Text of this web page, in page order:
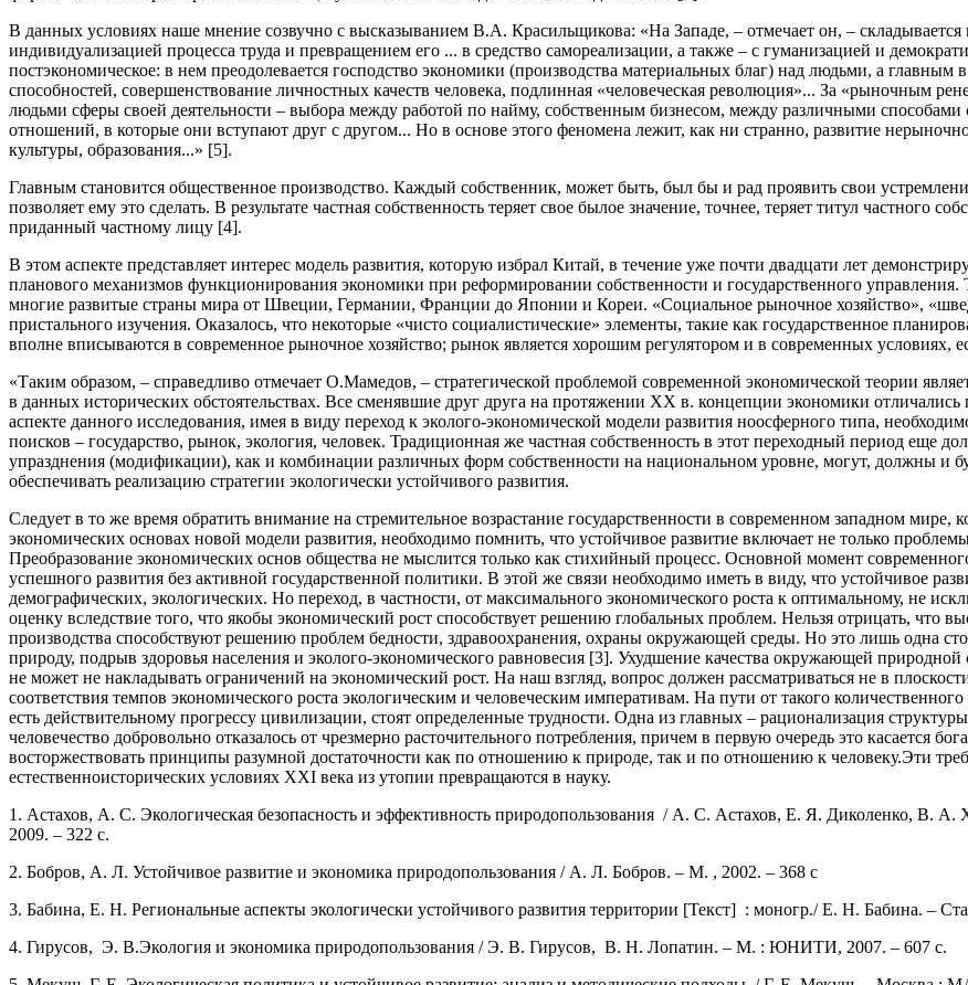
В данных условиях наше мнение созвучно с высказыванием В.А. Красильщикова: «На Западе, – отмечает он, – складывается
индивидуализацией процесса труда и превращением его ... в средство самореализации, а также – с гуманизацией и
постэкономическое: в нем преодолевается господство экономики (производства материальных благ) над людьми, а главным
способностей, совершенствование личностных качеств человека, подлинная «человеческая революция»... За «рыночным
людьми сферы своей деятельности – выбора между работой по найму, собственным бизнесом, между различными
отношений, в которые они вступают друг с другом... Но в основе этого феномена лежит, как ни странно, развитие
культуры, образования...» [5].
Главным становится общественное производство. Каждый собственник, может быть, был бы и рад проявить свои
позволяет ему это сделать. В результате частная собственность теряет свое былое значение, точнее, теряет титул частного
приданный частному лицу [4].
В этом аспекте представляет интерес модель развития, которую избрал Китай, в течение уже почти двадцати лет
планового механизмов функционирования экономики при реформировании собственности и государственного
многие развитые страны мира от Швеции, Германии, Франции до Японии и Кореи. «Социальное рыночное хозяйство»,
пристального изучения. Оказалось, что некоторые «чисто социалистические» элементы, такие как государственное
вполне вписываются в современное рыночное хозяйство; рынок является хорошим регулятором и в современных условиях,
«Таким образом, – справедливо отмечает О.Мамедов, – стратегической проблемой современной экономической теории
в данных исторических обстоятельствах. Все сменявшие друг друга на протяжении XX в. концепции экономики
аспекте данного исследования, имея в виду переход к эколого-экономической модели развития ноосферного типа,
поисков – государство, рынок, экология, человек. Традиционная же частная собственность в этот переходный период еще
упразднения (модификации), как и комбинации различных форм собственности на национальном уровне, могут, должны и
обеспечивать реализацию стратегии экологически устойчивого развития.
Следует в то же время обратить внимание на стремительное возрастание государственности в современном западном мире,
экономических основах новой модели развития, необходимо помнить, что устойчивое развитие включает не только
Преобразование экономических основ общества не мыслится только как стихийный процесс. Основной момент
успешного развития без активной государственной политики. В этой же связи необходимо иметь в виду, что устойчивое
демографических, экологических. Но переход, в частности, от максимального экономического роста к оптимальному, не
оценку вследствие того, что якобы экономический рост способствует решению глобальных проблем. Нельзя отрицать, что
производства способствуют решению проблем бедности, здравоохранения, охраны окружающей среды. Но это лишь одна
природу, подрыв здоровья населения и эколого-экономического равновесия [3]. Ухудшение качества окружающей
не может не накладывать ограничений на экономический рост. На наш взгляд, вопрос должен рассматриваться не в
соответствия темпов экономического роста экологическим и человеческим императивам. На пути от такого
есть действительному прогрессу цивилизации, стоят определенные трудности. Одна из главных – рационализация
человечество добровольно отказалось от чрезмерно расточительного потребления, причем в первую очередь это касается
восторжествовать принципы разумной достаточности как по отношению к природе, так и по отношению к человеку.Эти
естественноисторических условиях XXI века из утопии превращаются в науку.
1. Астахов, А. С. Экологическая безопасность и эффективность природопользования / А. С. Астахов, Е. Я. Диколенко, В.
2009. – 322 с.
2. Бобров, А. Л. Устойчивое развитие и экономика природопользования / А. Л. Бобров. – М. , 2002. – 368 с
3. Бабина, Е. Н. Региональные аспекты экологически устойчивого развития территории [Текст] : моногр./ Е. Н. Бабина. –
4. Гирусов, Э. В.Экология и экономика природопользования / Э. В. Гирусов, В. Н. Лопатин. – М. : ЮНИТИ, 2007. – 607 с.